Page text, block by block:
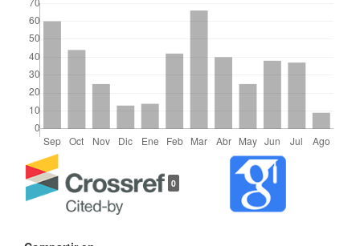
Detalles
del
artículo
0